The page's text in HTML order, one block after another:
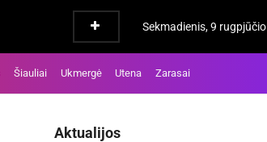
Sekmadienis, 9 rugpjūčio
Šiauliai Ukmergė Utena Zarasai
Aktualijos